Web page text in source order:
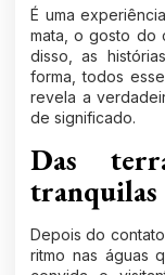
É uma
mata, o gosto do
disso, as
forma, todos
revela a
de significado.
Das
tranquilas
Depois do
ritmo nas águas